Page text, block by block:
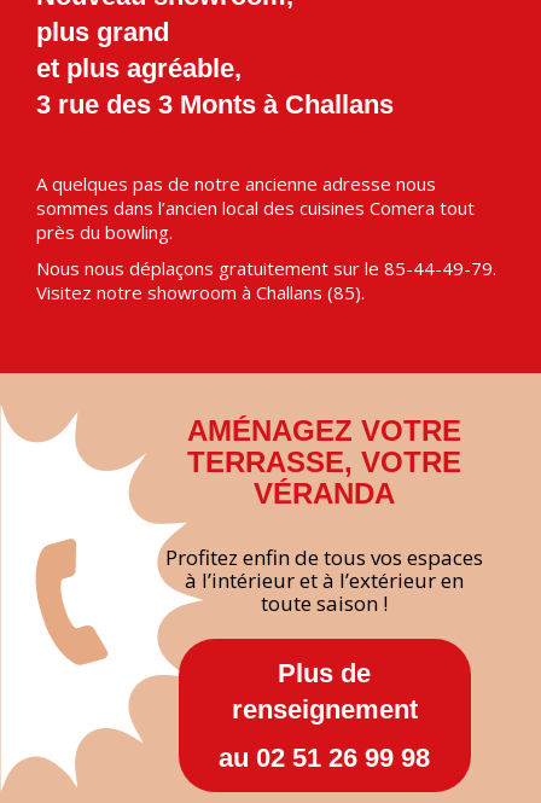
plus grand
et plus agréable,
3 rue des 3 Monts à Challans
A quelques pas de notre ancienne adresse nous
sommes dans l’ancien local des cuisines Comera tout
près du bowling.
Nous nous déplaçons gratuitement sur le 85-44-49-79.
Visitez notre showroom à Challans (85).
AMÉNAGEZ VOTRE
TERRASSE, VOTRE
VÉRANDA
Profitez enfin de tous vos espaces
à l’intérieur et à l’extérieur en
toute saison !
Plus de
renseignement
au 02 51 26 99 98